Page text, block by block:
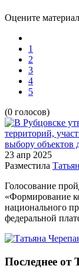
Оцените материал
1
2
3
4
5
(0 голосов)
23 апр 2025
Разместила
Голосование
«Формирование
национального
федеральной
Последнее от